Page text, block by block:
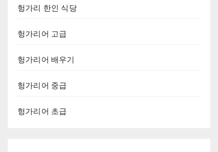
헝가리 한인 식당
헝가리어 고급
헝가리어 배우기
헝가리어 중급
헝가리어 초급